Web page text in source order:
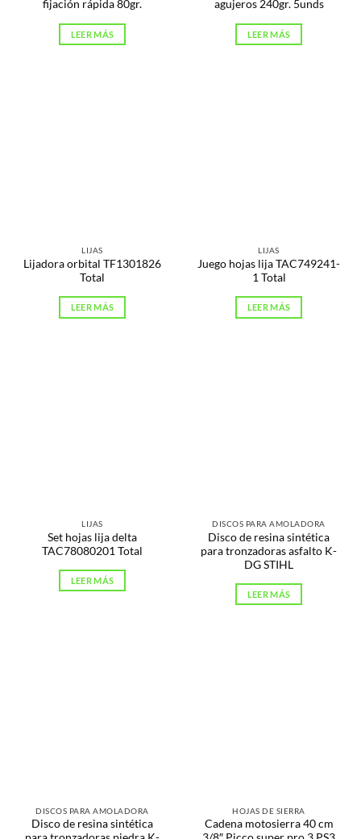
fijación rápida 80gr.
LEER MÁS
agujeros 240gr. 5unds
LEER MÁS
LIJAS
Lijadora orbital TF1301826
Total
LEER MÁS
LIJAS
Juego hojas lija TAC749241-
1 Total
LEER MÁS
LIJAS
Set hojas lija delta
TAC78080201 Total
LEER MÁS
DISCOS PARA AMOLADORA
Disco de resina sintética
para tronzadoras asfalto K-
DG STIHL
LEER MÁS
DISCOS PARA AMOLADORA
Disco de resina sintética
HOJAS DE SIERRA
Cadena motosierra 40 cm